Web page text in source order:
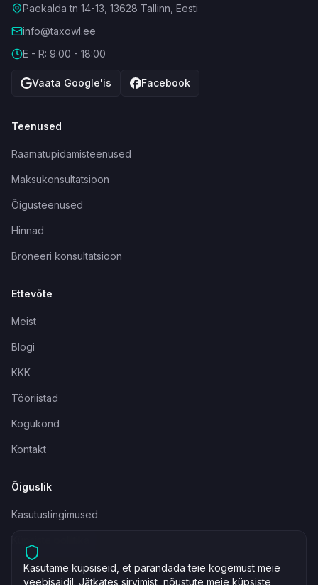
Paekalda tn 14-13, 13628 Tallinn, Eesti
info@taxowl.ee
E - R: 9:00 - 18:00
Vaata Google'is Facebook
Teenused
Raamatupidamisteenused
Maksukonsultatsioon
Õigusteenused
Hinnad
Broneeri konsultatsioon
Ettevõte
Meist
Blogi
KKK
Tööriistad
Kogukond
Kontakt
Õiguslik
Kasutustingimused
Kasutame küpsiseid, et parandada teie kogemust meie
veebisaidil. Jätkates sirvimist, nõustute meie küpsiste